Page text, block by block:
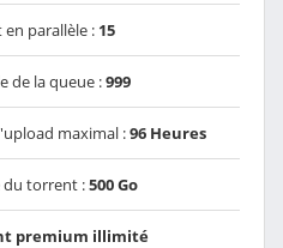
parallèle : 15
de la queue :999
maximal :96 Heures
du torrent :500 Go
premium illimité